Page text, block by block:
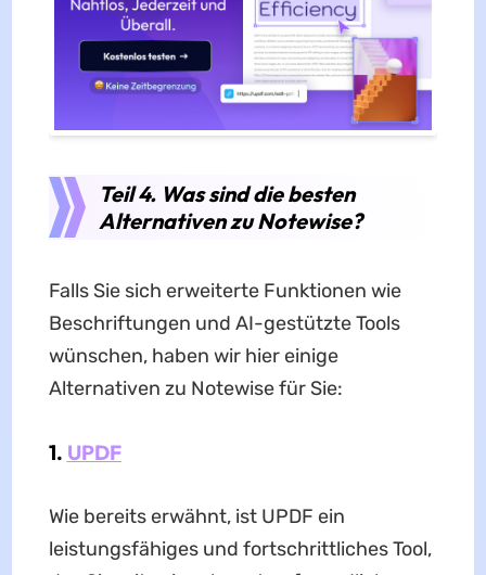
Teil 4. Was sind die besten
Alternativen zu Notewise?
Falls Sie sich erweiterte Funktionen wie
Beschriftungen und AI-gestützte Tools
wünschen, haben wir hier einige
Alternativen zu Notewise für Sie:
1. UPDF
Wie bereits erwähnt, ist UPDF ein
leistungsfähiges und fortschrittliches Tool,